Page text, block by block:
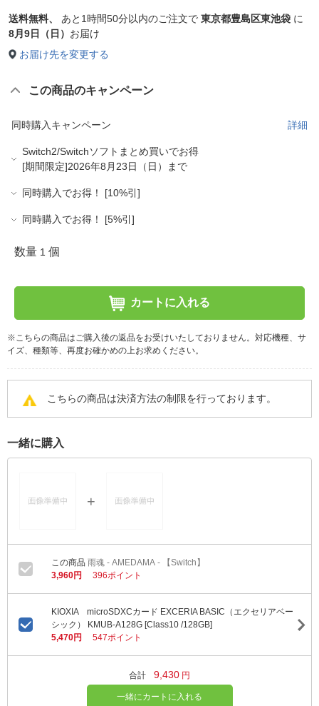
送料無料、 あと 1時間50分以内のご注文で 東京都豊島区東池袋 に
8月9日（日） お届け
お届け先を変更する
この商品のキャンペーン
同時購入キャンペーン 詳細
Switch2/Switchソフトまとめ買いでお得
[期間限定]2026年8月23日（日）まで
同時購入でお得！ [10%引]
同時購入でお得！ [5%引]
数量 1 個
カートに入れる
※こちらの商品はご購入後の返品をお受けいたしておりません。対応機種、サ
イズ、種類等、再度お確かめの上お求めください。
こちらの商品は決済方法の制限を行っております。
一緒に購入
雨魂 - AMEDAMA - 【Switch】
3,960円
396ポイント
KIOXIA microSDXCカード EXCERIA BASIC（エクセリアベー
シック） KMUB-A128G [Class10 /128GB]
5,470円
547ポイント
合計 9,430 円
一緒にカートに入れる